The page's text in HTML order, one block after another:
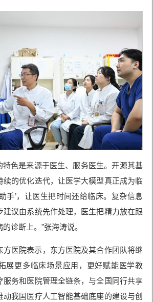
特色是来源于医生、服务医生。开源其基
续的优化迭代，让医学大模型真正成为临
手’，让医生把时间还给临床。复杂信息
建议由系统先作处理，医生把精力放在跟
诊断上。”张海涛说。
方医院表示，东方医院及其合作团队将继
展更多临床场景应用，更好赋能医学教
服务和医院管理全链条，与全国同行共享
我国医疗人工智能基础底座的建设与创